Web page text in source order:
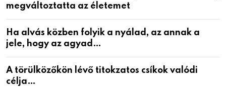
megváltoztatta az életemet
Ha alvás közben folyik a nyálad, az annak a
jele, hogy az agyad…
A törülközőkön lévő titokzatos csíkok valódi
célja…